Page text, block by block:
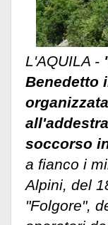
L'AQUILA -
Benedetto
soccorso
a fianco i
Alpini, del
"Folgore",